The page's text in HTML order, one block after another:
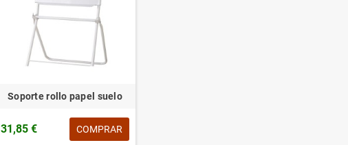
Soporte rollo papel suelo
31,85 € COMPRAR